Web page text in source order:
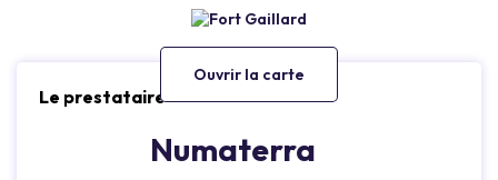
Ouvrir la carte
Le prestataire
Numaterra